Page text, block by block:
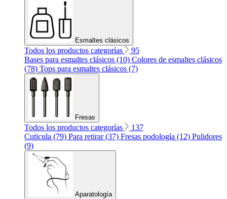
Esmaltes clásicos
Todos los productos categorías
95
Bases para esmaltes clásicos (10) Colores de esmaltes clásicos
(78) Tops para esmaltes clásicos (7)
Fresas
Todos los productos categorías
137
Cuticula (79) Para retirar (37) Fresas podología (12) Pulidores
(9)
Aparatología